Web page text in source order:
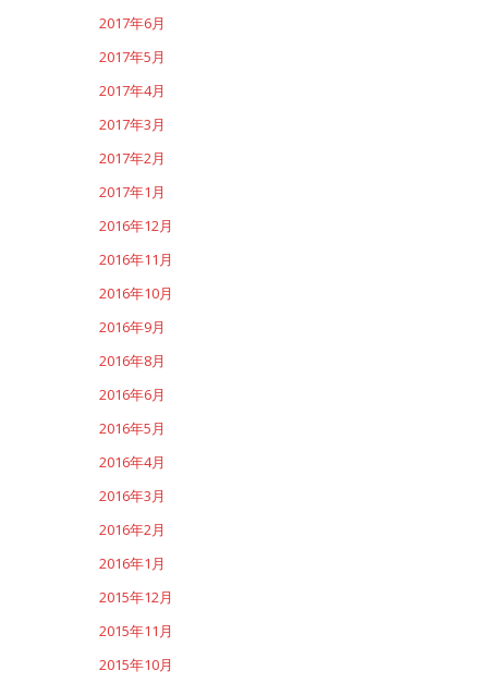
2017年6月
2017年5月
2017年4月
2017年3月
2017年2月
2017年1月
2016年12月
2016年11月
2016年10月
2016年9月
2016年8月
2016年6月
2016年5月
2016年4月
2016年3月
2016年2月
2016年1月
2015年12月
2015年11月
2015年10月